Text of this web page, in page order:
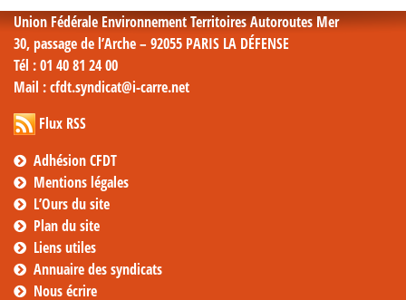
Union Fédérale Environnement Territoires Autoroutes Mer
30, passage de l’Arche – 92055 PARIS LA DÉFENSE
Tél : 01 40 81 24 00
Mail : cfdt.syndicat@i-carre.net
Flux RSS
Adhésion CFDT
Mentions légales
L’Ours du site
Plan du site
Liens utiles
Annuaire des syndicats
Nous écrire